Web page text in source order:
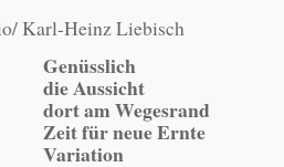
Karl-Heinz Liebisch
Genüsslich
die Aussicht
dort am Wegesrand
Zeit für neue Ernte
Variation